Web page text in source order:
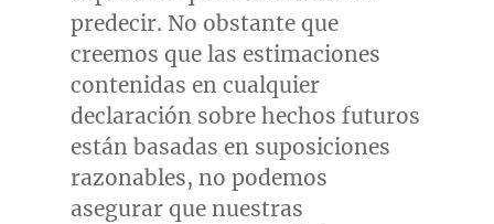
predecir. No obstante que
creemos que las estimaciones
contenidas en cualquier
declaración sobre hechos futuros
están basadas en suposiciones
razonables, no podemos
asegurar que nuestras